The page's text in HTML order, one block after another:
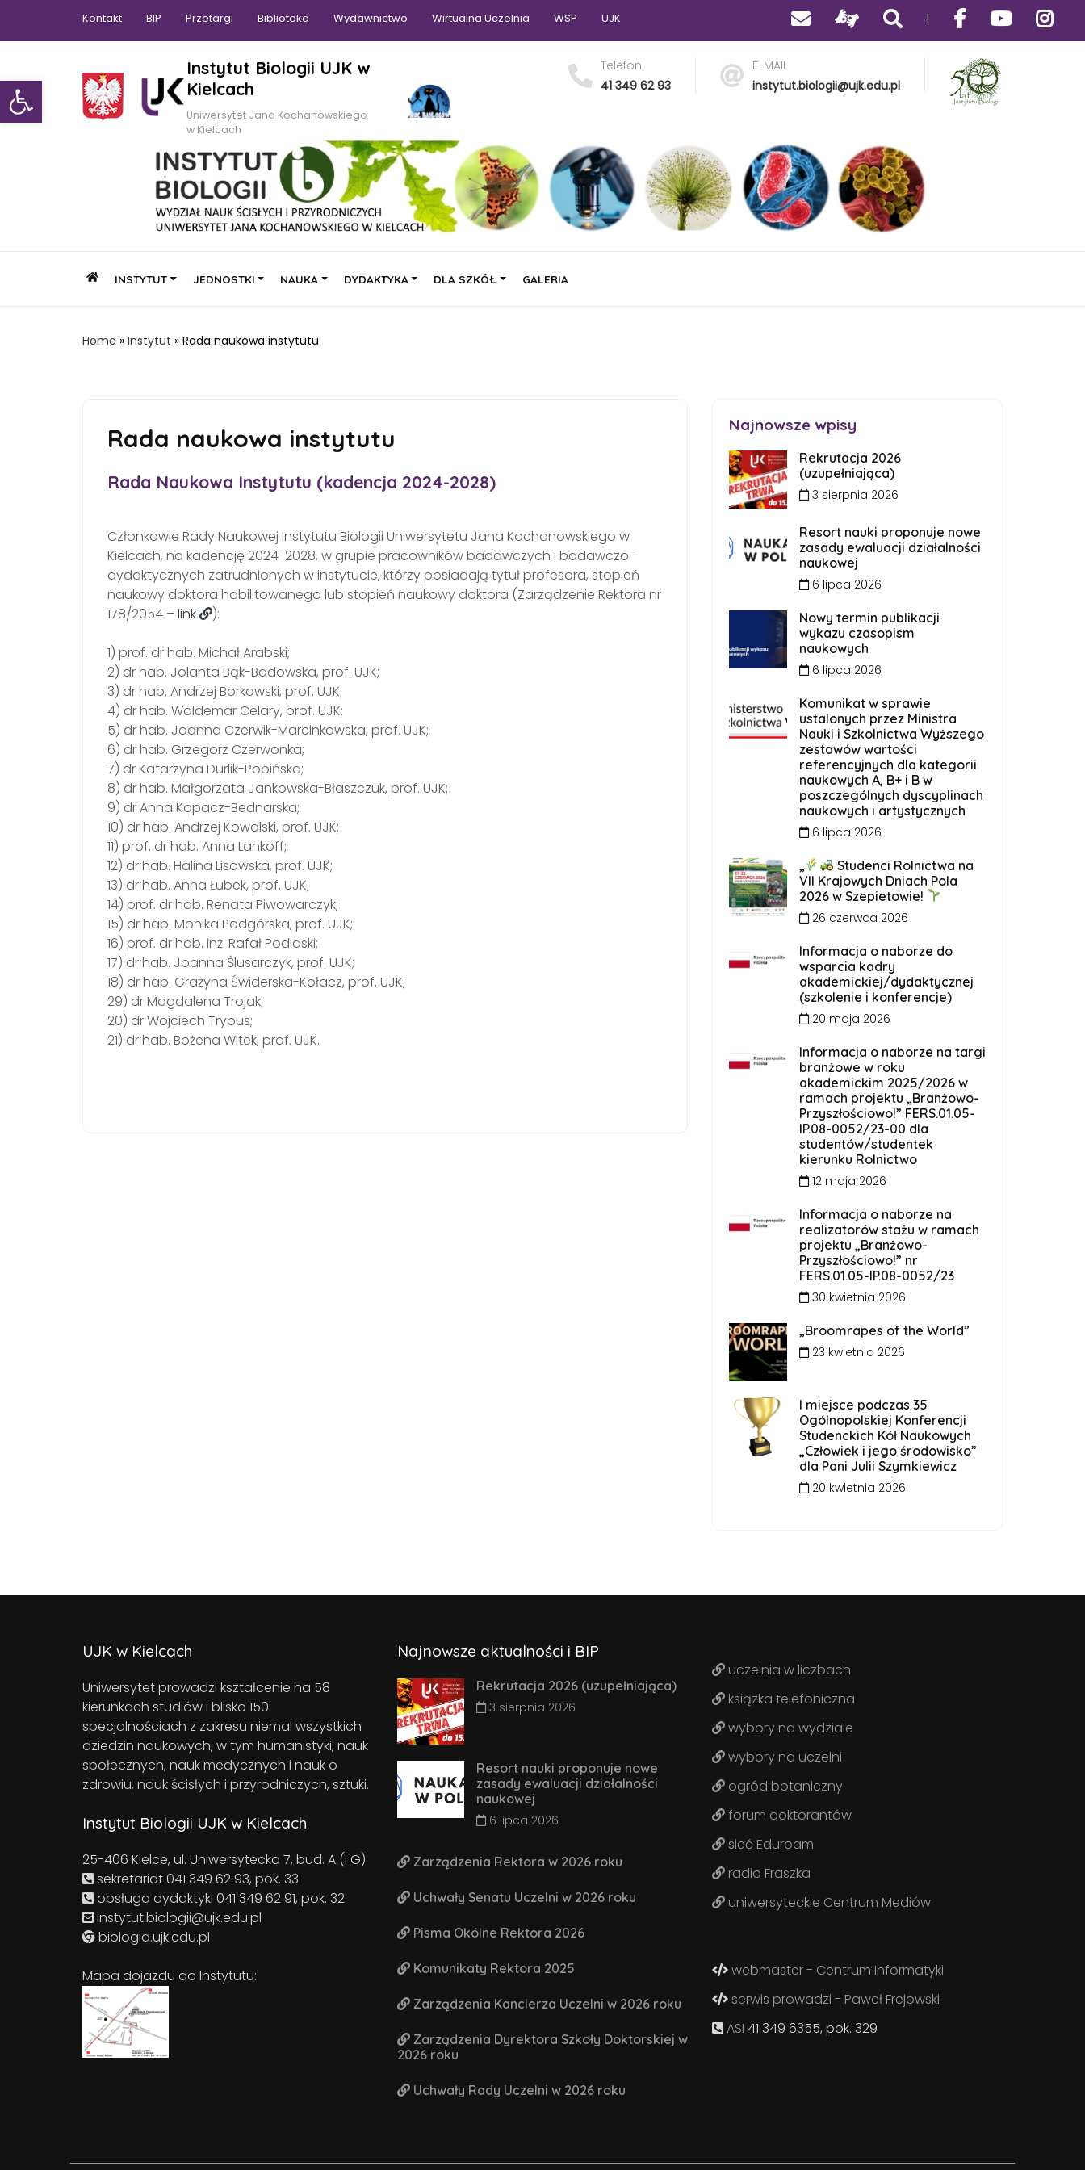
Otwórz pasek narzędzi
Kontakt BIP Przetargi Biblioteka Wydawnictwo Wirtualna Uczelnia WSP UJK |
Instytut Biologii UJK w
Kielcach
Uniwersytet Jana Kochanowskiego
w Kielcach
Telefon
41 349 62 93
E-MAIL
instytut.biologii@ujk.edu.pl
INSTYTUT JEDNOSTKI NAUKA DYDAKTYKA DLA SZKÓŁ GALERIA
Home » Instytut » Rada naukowa instytutu
Rada naukowa instytutu
Rada Naukowa Instytutu (kadencja 2024-2028)
Członkowie Rady Naukowej Instytutu Biologii Uniwersytetu Jana Kochanowskiego w
Kielcach, na kadencję 2024-2028, w grupie pracowników badawczych i badawczo-
dydaktycznych zatrudnionych w instytucie, którzy posiadają tytuł profesora, stopień
naukowy doktora habilitowanego lub stopień naukowy doktora (Zarządzenie Rektora nr
178/2054 –link ):
1) prof. dr hab. Michał Arabski;
2) dr hab. Jolanta Bąk-Badowska, prof. UJK;
3) dr hab. Andrzej Borkowski, prof. UJK;
4) dr hab. Waldemar Celary, prof. UJK;
5) dr hab. Joanna Czerwik-Marcinkowska, prof. UJK;
6) dr hab. Grzegorz Czerwonka;
7) dr Katarzyna Durlik-Popińska;
8) dr hab. Małgorzata Jankowska-Błaszczuk, prof. UJK;
9) dr Anna Kopacz-Bednarska;
10) dr hab. Andrzej Kowalski, prof. UJK;
11) prof. dr hab. Anna Lankoff;
12) dr hab. Halina Lisowska, prof. UJK;
13) dr hab. Anna Łubek, prof. UJK;
14) prof. dr hab. Renata Piwowarczyk;
15) dr hab. Monika Podgórska, prof. UJK;
16) prof. dr hab. inż. Rafał Podlaski;
17) dr hab. Joanna Ślusarczyk, prof. UJK;
18) dr hab. Grażyna Świderska-Kołacz, prof. UJK;
29) dr Magdalena Trojak;
20) dr Wojciech Trybus;
21) dr hab. Bożena Witek, prof. UJK.
Najnowsze wpisy
Rekrutacja 2026
(uzupełniająca)
3 sierpnia 2026
Resort nauki proponuje nowe
zasady ewaluacji działalności
naukowej
6 lipca 2026
Nowy termin publikacji
wykazu czasopism
naukowych
6 lipca 2026
Komunikat w sprawie
ustalonych przez Ministra
Nauki i Szkolnictwa Wyższego
zestawów wartości
referencyjnych dla kategorii
naukowych A, B+ i B w
poszczególnych dyscyplinach
naukowych i artystycznych
6 lipca 2026
„
Studenci Rolnictwa na
VII Krajowych Dniach Pola
2026 w Szepietowie!
26 czerwca 2026
Informacja o naborze do
wsparcia kadry
akademickiej/dydaktycznej
(szkolenie i konferencje)
20 maja 2026
Informacja o naborze na targi
branżowe w roku
akademickim 2025/2026 w
ramach projektu „Branżowo-
Przyszłościowo!” FERS.01.05-
IP.08-0052/23-00 dla
studentów/studentek
kierunku Rolnictwo
12 maja 2026
Informacja o naborze na
realizatorów stażu w ramach
projektu „Branżowo-
Przyszłościowo!” nr
FERS.01.05-IP.08-0052/23
30 kwietnia 2026
„Broomrapes of the World”
23 kwietnia 2026
I miejsce podczas 35
Ogólnopolskiej Konferencji
Studenckich Kół Naukowych
„Człowiek i jego środowisko”
dla Pani Julii Szymkiewicz
20 kwietnia 2026
UJK w Kielcach
Uniwersytet prowadzi kształcenie na 58
kierunkach studiów i blisko 150
specjalnościach z zakresu niemal wszystkich
dziedzin naukowych, w tym humanistyki, nauk
społecznych, nauk medycznych i nauk o
zdrowiu, nauk ścisłych i przyrodniczych, sztuki.
Instytut Biologii UJK w Kielcach
25-406 Kielce, ul. Uniwersytecka 7, bud. A (i G)
sekretariat 041 349 62 93, pok. 33
obsługa dydaktyki 041 349 62 91, pok. 32
instytut.biologii@ujk.edu.pl
biologia.ujk.edu.pl
Mapa dojazdu do Instytutu:
Najnowsze aktualności i BIP
Rekrutacja 2026 (uzupełniająca)
3 sierpnia 2026
Resort nauki proponuje nowe
zasady ewaluacji działalności
naukowej
6 lipca 2026
Zarządzenia Rektora w 2026 roku
Uchwały Senatu Uczelni w 2026 roku
Pisma Okólne Rektora 2026
Komunikaty Rektora 2025
Zarządzenia Kanclerza Uczelni w 2026 roku
Zarządzenia Dyrektora Szkoły Doktorskiej w
2026 roku
Uchwały Rady Uczelni w 2026 roku
uczelnia w liczbach
ksiązka telefoniczna
wybory na wydziale
wybory na uczelni
ogród botaniczny
forum doktorantów
sieć Eduroam
radio Fraszka
uniwersyteckie Centrum Mediów
webmaster - Centrum Informatyki
serwis prowadzi - Paweł Frejowski
ASI 41 349 6355, pok. 329